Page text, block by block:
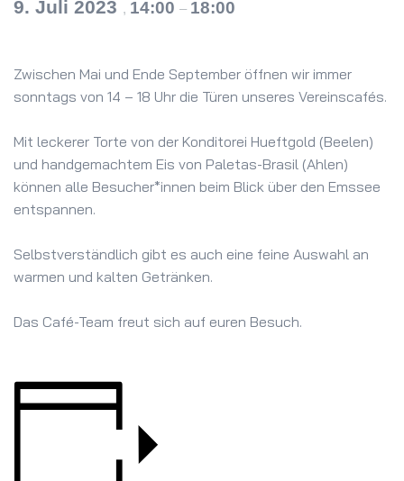
9. Juli 2023 , 14:00 – 18:00
Zwischen Mai und Ende September öffnen wir immer
sonntags von 14 – 18 Uhr die Türen unseres Vereinscafés.
Mit leckerer Torte von der Konditorei Hueftgold (Beelen)
und handgemachtem Eis von Paletas-Brasil (Ahlen)
können alle Besucher*innen beim Blick über den Emssee
entspannen.
Selbstverständlich gibt es auch eine feine Auswahl an
warmen und kalten Getränken.
Das Café-Team freut sich auf euren Besuch.